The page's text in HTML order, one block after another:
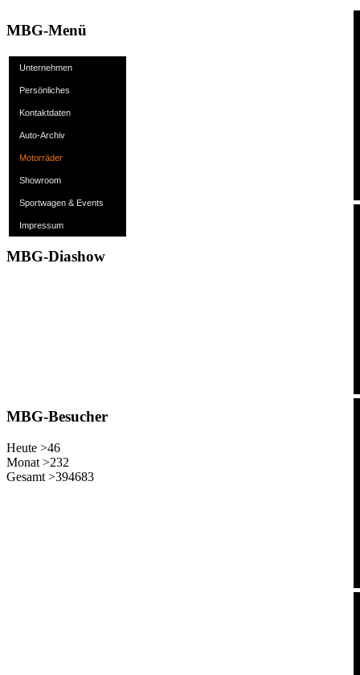
MBG-Menü
Unternehmen
Persönliches
Kontaktdaten
Auto-Archiv
Motorräder
Showroom
Sportwagen & Events
Impressum
MBG-Diashow
MBG-Besucher
Heute >46
Monat >232
Gesamt >394683